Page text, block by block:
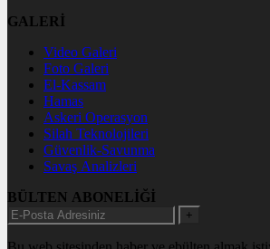
GALERİ
Video Galeri
Foto Galeri
El-Kassam
Hamas
Askeri Operasyon
Silah Teknolojileri
Güvenlik-Savunma
Savaş Analizleri
BÜLTEN ABONELİĞİ
+